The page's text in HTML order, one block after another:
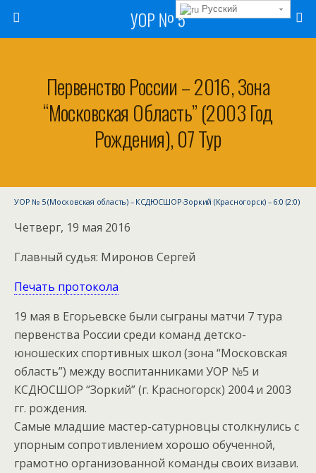
УОР № 5
Первенство России – 2016, Зона
“Московская Область” (2003 Год
Рождения), 07 Тур
УОР № 5 (Московская область) – КСДЮСШОР-Зоркий (Красногорск) – 6:0 (2:0)
Четверг, 19 мая 2016
Главный судья: Миронов Сергей
Печать протокола
19 мая в Егорьевске были сыграны матчи 7 тура
первенства России среди команд детско-
юношеских спортивных школ (зона “Московская
область”) между воспитанниками УОР №5 и
КСДЮСШОР “Зоркий” (г. Красногорск) 2004 и 2003
гг. рождения.
Самые младшие мастер-сатурновцы столкнулись с
упорным сопротивлением хорошо обученной,
грамотно организованной команды своих визави.
Русский